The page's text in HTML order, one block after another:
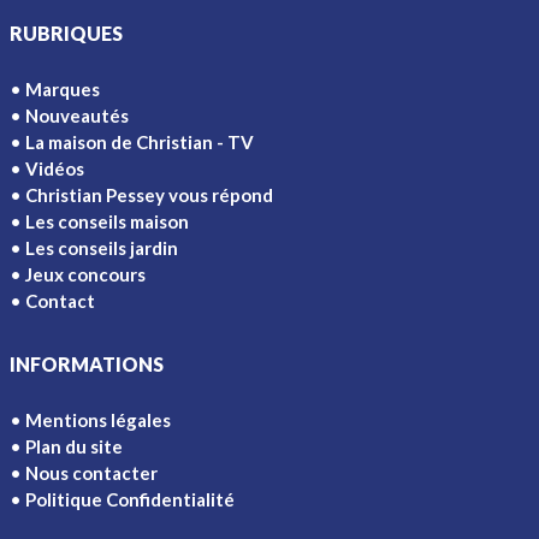
RUBRIQUES
Marques
Nouveautés
La maison de Christian - TV
Vidéos
Christian Pessey vous répond
Les conseils maison
Les conseils jardin
Jeux concours
Contact
INFORMATIONS
Mentions légales
Plan du site
Nous contacter
Politique Confidentialité